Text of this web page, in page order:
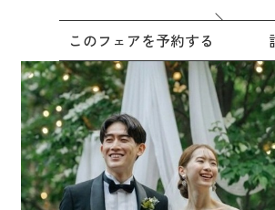
このフェアを予約する